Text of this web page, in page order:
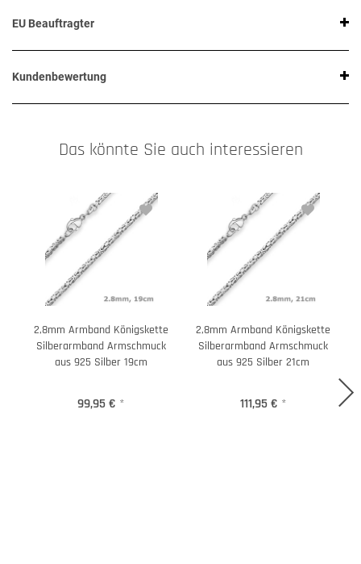
EU Beauftragter
Kundenbewertung
Das könnte Sie auch interessieren
2,8mm Armband Königskette
Silberarmband Armschmuck
aus 925 Silber 19cm
99,95 € *
2,8mm Armband Königskette
Silberarmband Armschmuck
aus 925 Silber 21cm
111,95 € *